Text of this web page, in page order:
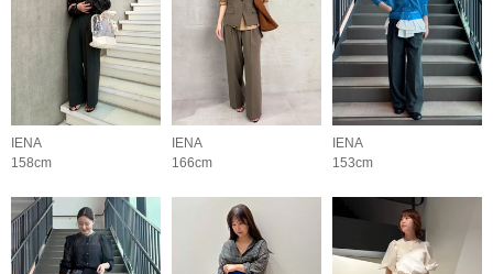
IENA
158cm
IENA
166cm
IENA
153cm